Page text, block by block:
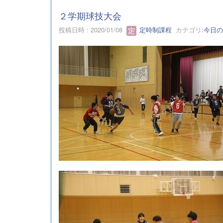
２学期球技大会
投稿日時 : 2020/01/08 定時制課程 カテゴリ:今日